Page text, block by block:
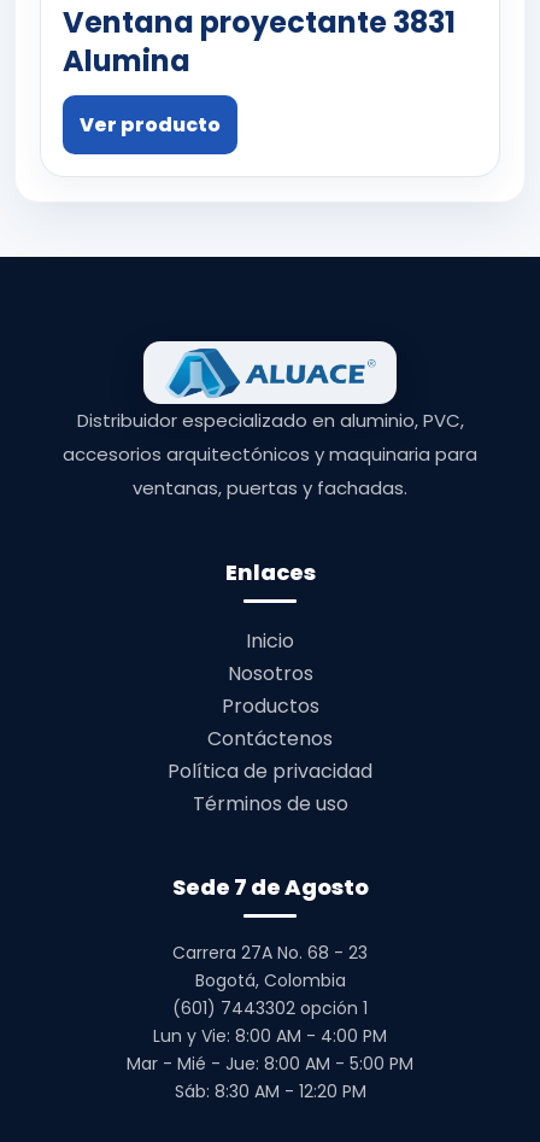
Ventana proyectante 3831
Alumina
Ver producto
Distribuidor especializado en aluminio, PVC,
accesorios arquitectónicos y maquinaria para
ventanas, puertas y fachadas.
Enlaces
Inicio
Nosotros
Productos
Contáctenos
Política de privacidad
Términos de uso
Sede 7 de Agosto
Carrera 27A No. 68 - 23
Bogotá, Colombia
(601) 7443302 opción 1
Lun y Vie: 8:00 AM - 4:00 PM
Mar - Mié - Jue: 8:00 AM - 5:00 PM
Sáb: 8:30 AM - 12:20 PM